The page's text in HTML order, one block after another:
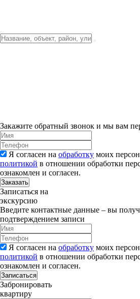
Закажите обратный звонок и мы вам
Я согласен на обработку моих
политикой в отношении обработки
ознакомлен и согласен.
Заказать
Записаться на
экскурсию
Введите контактные данные – вы
подтверждением записи
Я согласен на обработку моих
политикой в отношении обработки
ознакомлен и согласен.
Записаться
Забронировать
квартиру